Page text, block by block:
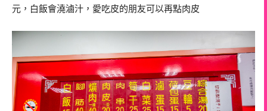
元，白飯會澆滷汁，愛吃皮的朋友可以再點肉皮